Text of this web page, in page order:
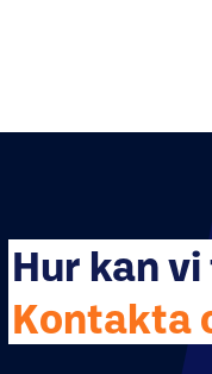
Hur kan
Kontakta